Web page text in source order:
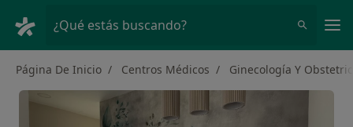
¿Qué estás buscando?
Página De Inicio Centros Médicos Ginecología Y